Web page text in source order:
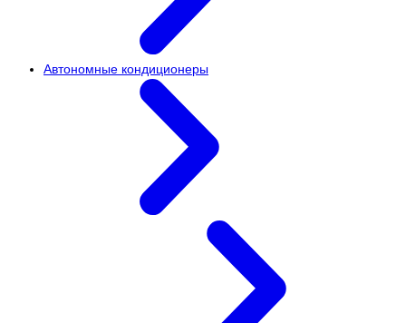
Автономные кондиционеры